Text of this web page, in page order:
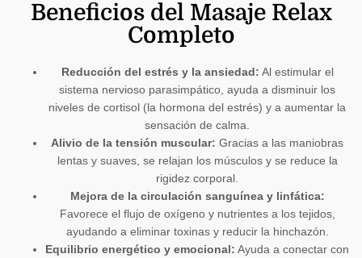
Beneficios del Masaje Relax
Completo
Reducción del estrés y la ansiedad: Al estimular el
sistema nervioso parasimpático, ayuda a disminuir los
niveles de cortisol (la hormona del estrés) y a aumentar la
sensación de calma.
Alivio de la tensión muscular: Gracias a las maniobras
lentas y suaves, se relajan los músculos y se reduce la
rigidez corporal.
Mejora de la circulación sanguínea y linfática:
Favorece el flujo de oxígeno y nutrientes a los tejidos,
ayudando a eliminar toxinas y reducir la hinchazón.
Equilibrio energético y emocional: Ayuda a conectar con